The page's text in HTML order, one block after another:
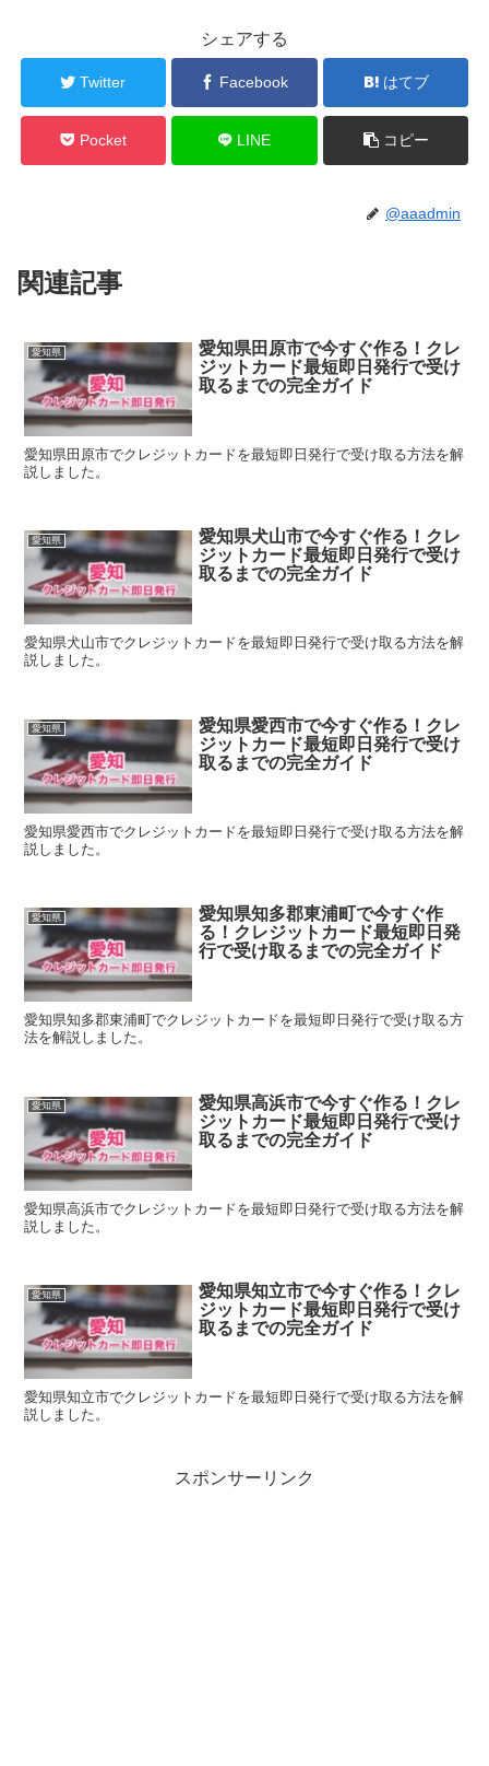
シェアする
Twitter Facebook はてブ
Pocket LINE コピー
@aaadmin
関連記事
愛知県
愛知県田原市で今すぐ作る！クレ
ジットカード最短即日発行で受け
取るまでの完全ガイド
愛知県田原市でクレジットカードを最短即日発行で受け取る方法を解
説しました。
愛知県
愛知県犬山市で今すぐ作る！クレ
ジットカード最短即日発行で受け
取るまでの完全ガイド
愛知県犬山市でクレジットカードを最短即日発行で受け取る方法を解
説しました。
愛知県
愛知県愛西市で今すぐ作る！クレ
ジットカード最短即日発行で受け
取るまでの完全ガイド
愛知県愛西市でクレジットカードを最短即日発行で受け取る方法を解
説しました。
愛知県
愛知県知多郡東浦町で今すぐ作
る！クレジットカード最短即日発
行で受け取るまでの完全ガイド
愛知県知多郡東浦町でクレジットカードを最短即日発行で受け取る方
法を解説しました。
愛知県
愛知県高浜市で今すぐ作る！クレ
ジットカード最短即日発行で受け
取るまでの完全ガイド
愛知県高浜市でクレジットカードを最短即日発行で受け取る方法を解
説しました。
愛知県
愛知県知立市で今すぐ作る！クレ
ジットカード最短即日発行で受け
取るまでの完全ガイド
愛知県知立市でクレジットカードを最短即日発行で受け取る方法を解
説しました。
スポンサーリンク